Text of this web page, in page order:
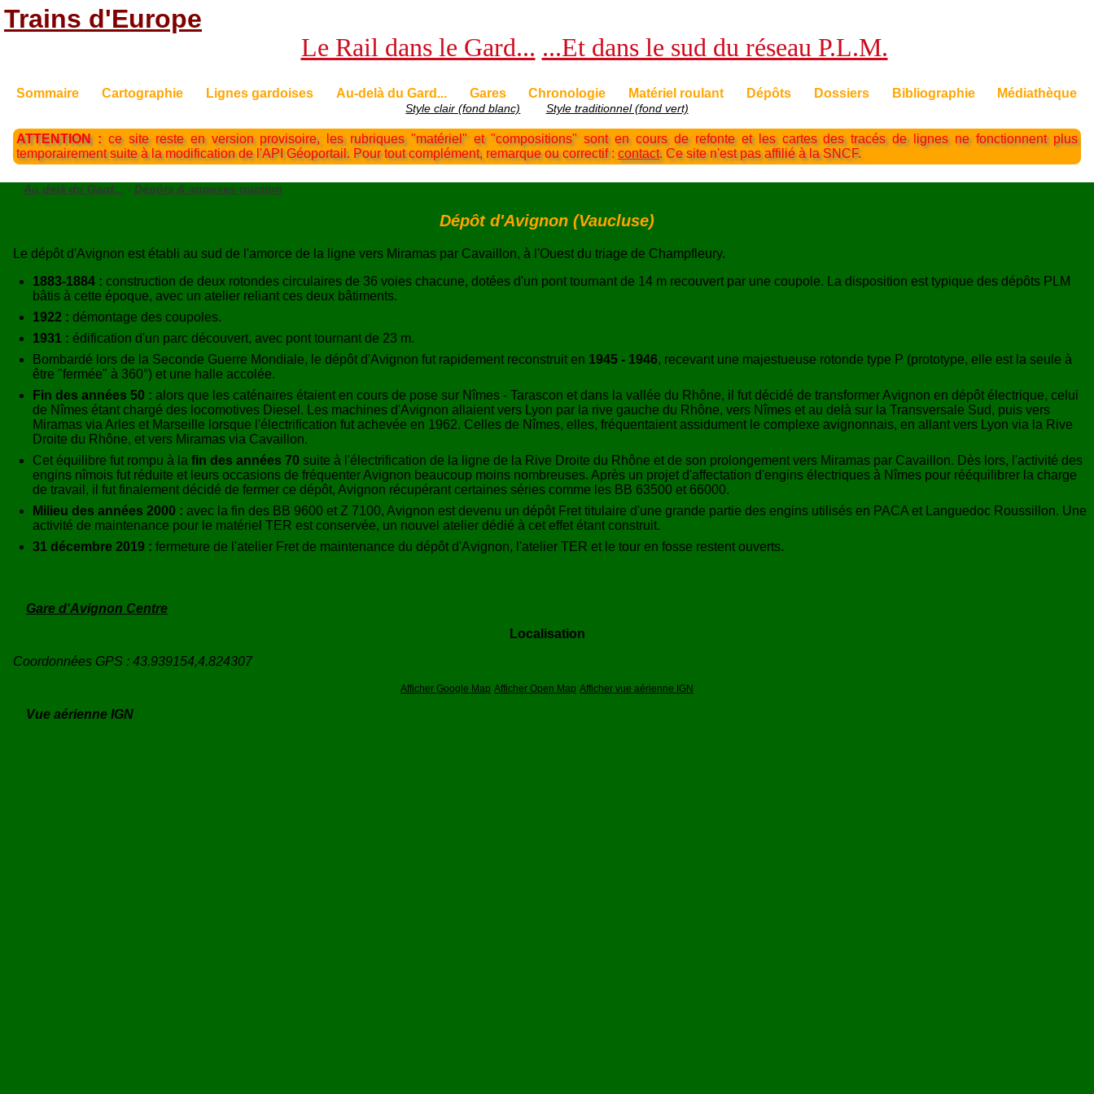
Trains d'Europe
Le Rail dans le Gard... ...Et dans le sud du réseau P.L.M.
Sommaire Cartographie Lignes gardoises Au-delà du Gard... Gares Chronologie Matériel roulant Dépôts Dossiers Bibliographie Médiathèque
Style clair (fond blanc) Style traditionnel (fond vert)
ATTENTION :ce site reste en version provisoire, les rubriques "matériel" et "compositions" sont en cours de refonte et les cartes des tracés de lignes ne fonctionnent plus
temporairement suite à la modification de l'API Géoportail. Pour tout complément, remarque ou correctif : contact. Ce site n'est pas affilié à la SNCF.
Au delà du Gard... - Dépôts & annexes traction
Dépôt d'Avignon (Vaucluse)
Le dépôt d'Avignon est établi au sud de l'amorce de la ligne vers Miramas par Cavaillon, à l'Ouest du triage de Champfleury.
1883-1884 : construction de deux rotondes circulaires de 36 voies chacune, dotées d'un pont tournant de 14 m recouvert par une coupole. La disposition est typique des dépôts PLM
bâtis à cette époque, avec un atelier reliant ces deux bâtiments.
1922 : démontage des coupoles.
1931 : édification d'un parc découvert, avec pont tournant de 23 m.
Bombardé lors de la Seconde Guerre Mondiale, le dépôt d'Avignon fut rapidement reconstruit en 1945 - 1946, recevant une majestueuse rotonde type P (prototype, elle est la seule à
être "fermée" à 360°) et une halle accolée.
Fin des années 50 : alors que les caténaires étaient en cours de pose sur Nîmes - Tarascon et dans la vallée du Rhône, il fut décidé de transformer Avignon en dépôt électrique, celui
de Nîmes étant chargé des locomotives Diesel. Les machines d'Avignon allaient vers Lyon par la rive gauche du Rhône, vers Nîmes et au delà sur la Transversale Sud, puis vers
Miramas via Arles et Marseille lorsque l'électrification fut achevée en 1962. Celles de Nîmes, elles, fréquentaient assidument le complexe avignonnais, en allant vers Lyon via la Rive
Droite du Rhône, et vers Miramas via Cavaillon.
Cet équilibre fut rompu à la fin des années 70 suite à l'électrification de la ligne de la Rive Droite du Rhône et de son prolongement vers Miramas par Cavaillon. Dès lors, l'activité des
engins nîmois fut réduite et leurs occasions de fréquenter Avignon beaucoup moins nombreuses. Après un projet d'affectation d'engins électriques à Nîmes pour rééquilibrer la charge
de travail, il fut finalement décidé de fermer ce dépôt, Avignon récupérant certaines séries comme les BB 63500 et 66000.
Milieu des années 2000 : avec la fin des BB 9600 et Z 7100, Avignon est devenu un dépôt Fret titulaire d'une grande partie des engins utilisés en PACA et Languedoc Roussillon. Une
activité de maintenance pour le matériel TER est conservée, un nouvel atelier dédié à cet effet étant construit.
31 décembre 2019 : fermeture de l'atelier Fret de maintenance du dépôt d'Avignon, l'atelier TER et le tour en fosse restent ouverts.
Gare d'Avignon Centre
Localisation
Coordonnées GPS : 43.939154,4.824307
Afficher Google Map Afficher Open Map Afficher vue aérienne IGN
Vue aérienne IGN